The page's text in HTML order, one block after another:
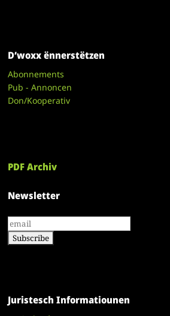
D’woxx ënnerstëtzen
Abonnements
Pub - Annoncen
Don/Kooperativ
PDF Archiv
Newsletter
Juristesch Informatiounen